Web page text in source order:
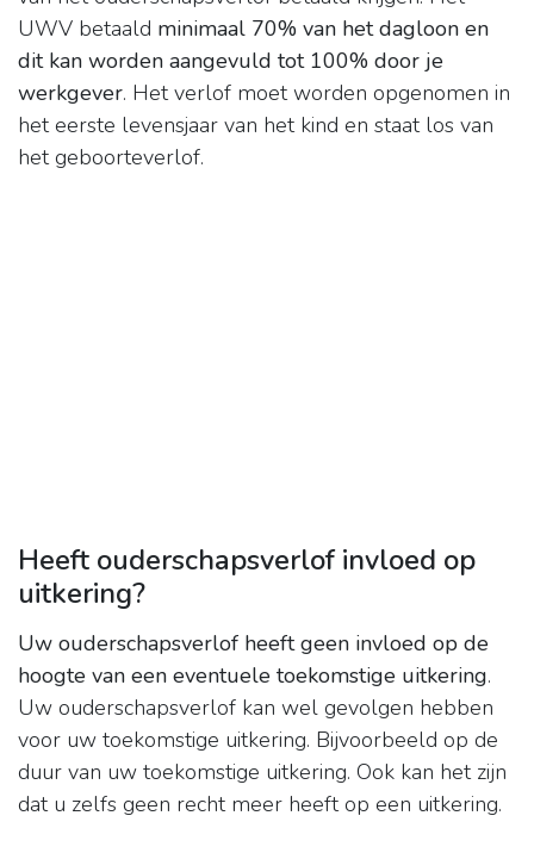
UWV betaald minimaal 70% van het dagloon en
dit kan worden aangevuld tot 100% door je
werkgever. Het verlof moet worden opgenomen in
het eerste levensjaar van het kind en staat los van
het geboorteverlof.
Heeft ouderschapsverlof invloed op
uitkering?
Uw ouderschapsverlof heeft geen invloed op de
hoogte van een eventuele toekomstige uitkering.
Uw ouderschapsverlof kan wel gevolgen hebben
voor uw toekomstige uitkering. Bijvoorbeeld op de
duur van uw toekomstige uitkering. Ook kan het zijn
dat u zelfs geen recht meer heeft op een uitkering.